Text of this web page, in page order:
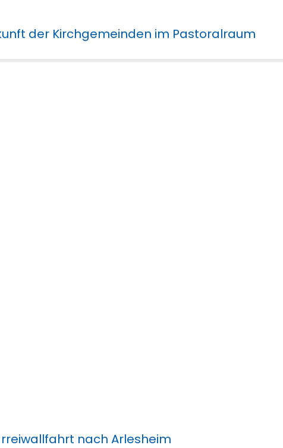
der Kirchgemeinden im Pastoralraum
nach Arlesheim